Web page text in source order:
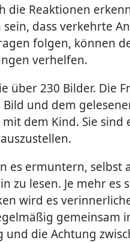
die Reaktionen
dass verkehrte
folgen, können
verhelfen.
über 230 Bilder. Die
und dem
dem Kind. Sie sind
es ermuntern, selbst
zu lesen. Je mehr es
wird es
gemeinsam
die Achtung